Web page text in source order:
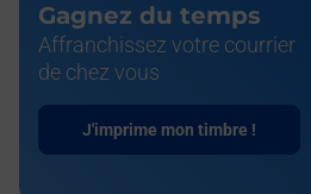
Gagnez du temps
Affranchissez votre courrier
de chez vous
J'imprime mon timbre !